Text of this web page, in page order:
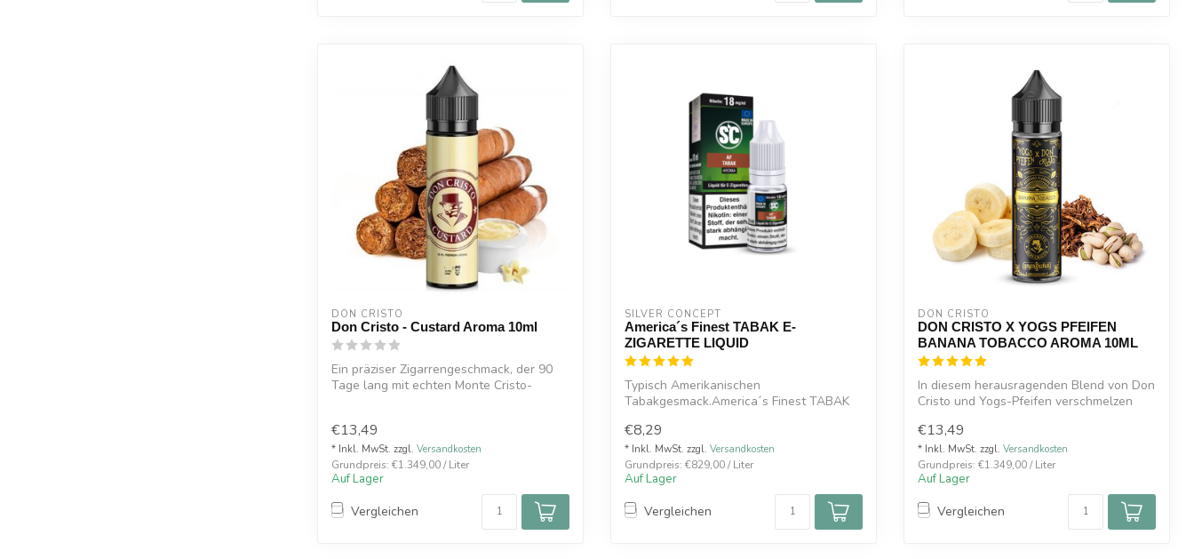
DON CRISTO
Don Cristo - Custard Aroma 10ml
Ein präziser Zigarrengeschmack, der 90
Tage lang mit echten Monte Cristo-
€13,49
* Inkl. MwSt. zzgl. Versandkosten
Grundpreis: €1.349,00 / Liter
Auf Lager
Vergleichen
SILVER CONCEPT
America´s Finest TABAK E-
ZIGARETTE LIQUID
Typisch Amerikanischen
Tabakgesmack.America´s Finest TABAK
€8,29
* Inkl. MwSt. zzgl. Versandkosten
Grundpreis: €829,00 / Liter
Auf Lager
Vergleichen
DON CRISTO
DON CRISTO X YOGS PFEIFEN
BANANA TOBACCO AROMA 10ML
In diesem herausragenden Blend von Don
Cristo und Yogs-Pfeifen verschmelzen
€13,49
* Inkl. MwSt. zzgl. Versandkosten
Grundpreis: €1.349,00 / Liter
Auf Lager
Vergleichen